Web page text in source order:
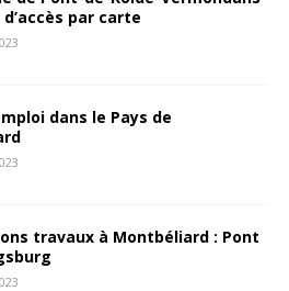
par carte
dans le Pays de
travaux à Montbéliard : Pont